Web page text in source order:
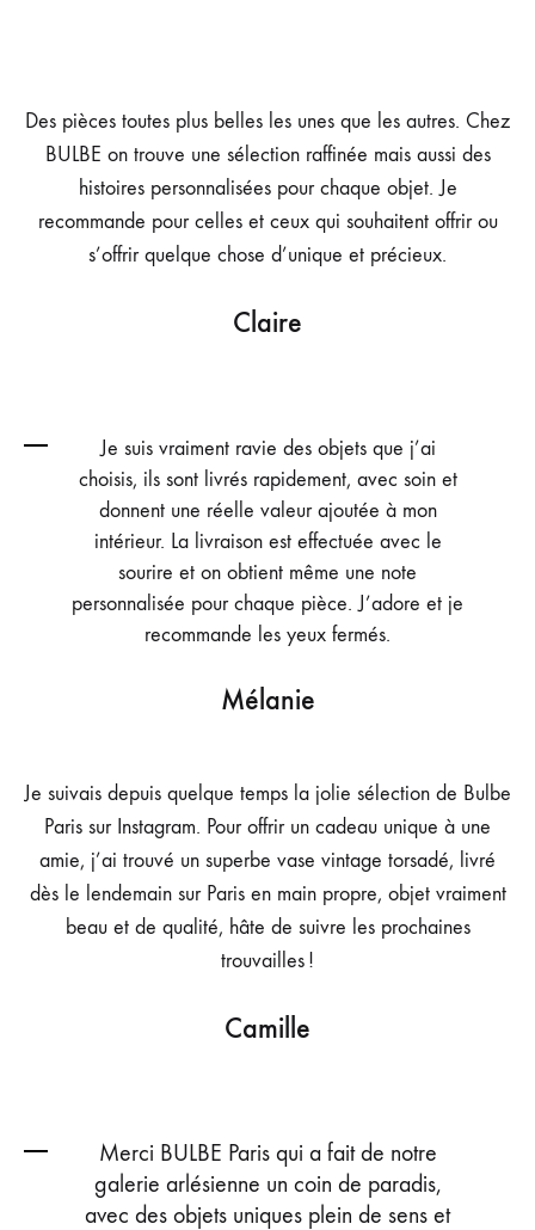
Des pièces toutes plus belles les unes que les autres. Chez
BULBE on trouve une sélection raffinée mais aussi des
histoires personnalisées pour chaque objet. Je
recommande pour celles et ceux qui souhaitent offrir ou
s’offrir quelque chose d’unique et précieux.
Claire
Je suis vraiment ravie des objets que j’ai
choisis, ils sont livrés rapidement, avec soin et
donnent une réelle valeur ajoutée à mon
intérieur. La livraison est effectuée avec le
sourire et on obtient même une note
personnalisée pour chaque pièce. J’adore et je
recommande les yeux fermés.
Mélanie
Je suivais depuis quelque temps la jolie sélection de Bulbe
Paris sur Instagram. Pour offrir un cadeau unique à une
amie, j’ai trouvé un superbe vase vintage torsadé, livré
dès le lendemain sur Paris en main propre, objet vraiment
beau et de qualité, hâte de suivre les prochaines
trouvailles !
Camille
Merci BULBE Paris qui a fait de notre
galerie arlésienne un coin de paradis,
avec des objets uniques plein de sens et